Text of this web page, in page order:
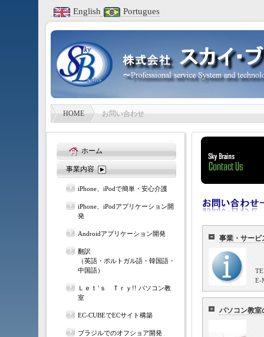
English Portugues
HOME お問い合わせ
事業・サービ
パソコン教室
ホーム
事業内容
iPhone、iPodで簡単・安心介護
iPhone、iPodアプリケーション開
発
Androidアプリケーション開発
翻訳
（英語・ポルトガル語・韓国語・
中国語）
Ｌｅｔ’ｓ Ｔｒｙ!! パソコン教
室
EC-CUBEでECサイト構築
ブラジルでのオフショア開発